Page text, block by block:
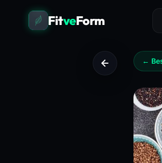
FitveForm
←